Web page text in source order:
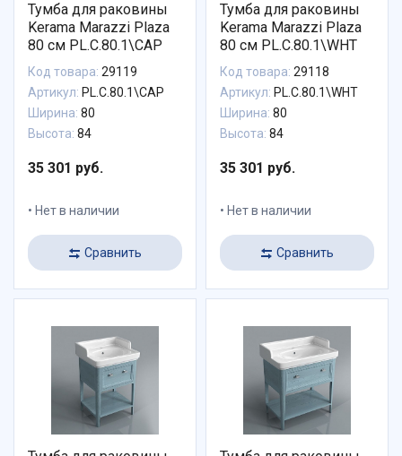
Тумба для раковины
Kerama Marazzi Plaza
80 см PL.C.80.1\CAP
Код товара: 29119
Артикул: PL.C.80.1\CAP
Ширина: 80
Высота: 84
35 301 руб.
Нет в наличии
Сравнить
Тумба для раковины
Kerama Marazzi Plaza
80 см PL.C.80.1\WHT
Код товара: 29118
Артикул: PL.C.80.1\WHT
Ширина: 80
Высота: 84
35 301 руб.
Нет в наличии
Сравнить